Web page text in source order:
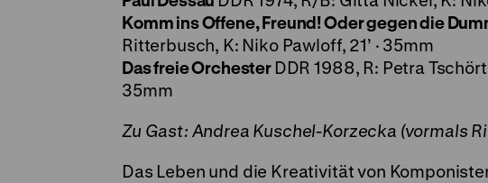
Komm ins Offene, Freund! Oder gegen die
Ritterbusch, K: Niko Pawloff, 21’ · 35mm
Das freie Orchester DDR 1988, R: Petra
35mm
Zu Gast: Andrea Kuschel-Korzecka (vormals
Das Leben und die Kreativität von